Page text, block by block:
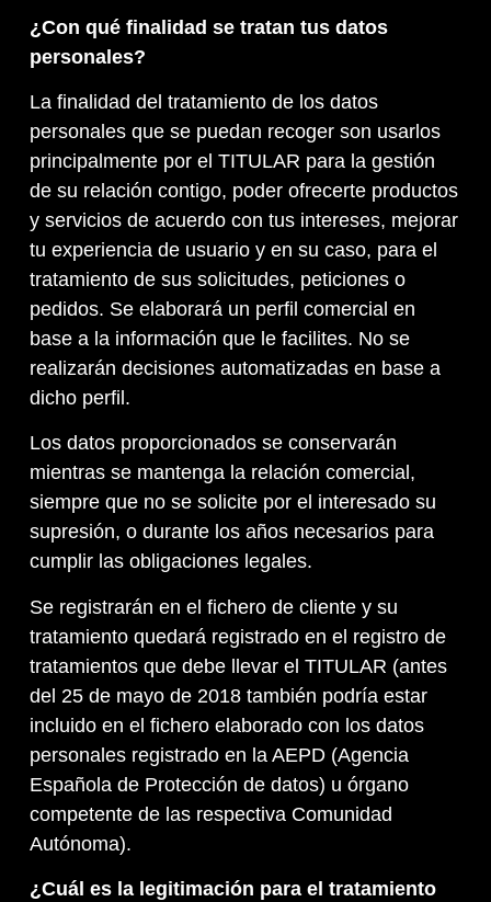
¿Con qué finalidad se tratan tus datos
personales?
La finalidad del tratamiento de los datos
personales que se puedan recoger son usarlos
principalmente por el TITULAR para la gestión
de su relación contigo, poder ofrecerte productos
y servicios de acuerdo con tus intereses, mejorar
tu experiencia de usuario y en su caso, para el
tratamiento de sus solicitudes, peticiones o
pedidos. Se elaborará un perfil comercial en
base a la información que le facilites. No se
realizarán decisiones automatizadas en base a
dicho perfil.
Los datos proporcionados se conservarán
mientras se mantenga la relación comercial,
siempre que no se solicite por el interesado su
supresión, o durante los años necesarios para
cumplir las obligaciones legales.
Se registrarán en el fichero de cliente y su
tratamiento quedará registrado en el registro de
tratamientos que debe llevar el TITULAR (antes
del 25 de mayo de 2018 también podría estar
incluido en el fichero elaborado con los datos
personales registrado en la AEPD (Agencia
Española de Protección de datos) u órgano
competente de las respectiva Comunidad
Autónoma).
¿Cuál es la legitimación para el tratamiento